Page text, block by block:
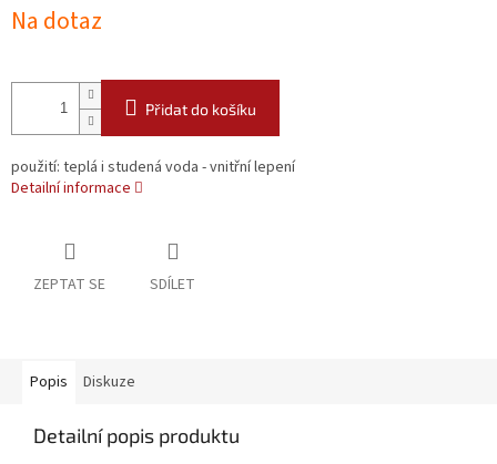
cena:
Na dotaz
Přidat do košíku
použití: teplá i studená voda - vnitřní lepení
Detailní informace
ZEPTAT SE SDÍLET
Popis Diskuze
Detailní popis produktu